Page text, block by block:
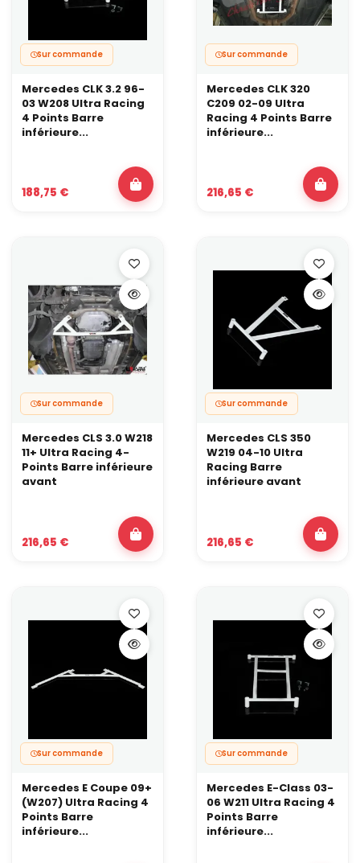
Sur commande
Mercedes CLK 3.2 96-
03 W208 Ultra Racing
4 Points Barre
inférieure...
188,75 €
Sur commande
Mercedes CLK 320
C209 02-09 Ultra
Racing 4 Points Barre
inférieure...
216,65 €
Sur commande
Mercedes CLS 3.0 W218
11+ Ultra Racing 4-
Points Barre inférieure
avant
216,65 €
Sur commande
Mercedes CLS 350
W219 04-10 Ultra
Racing Barre
inférieure avant
216,65 €
Sur commande
Mercedes E Coupe 09+
(W207) Ultra Racing 4
Points Barre
inférieure...
Sur commande
Mercedes E-Class 03-
06 W211 Ultra Racing 4
Points Barre
inférieure...